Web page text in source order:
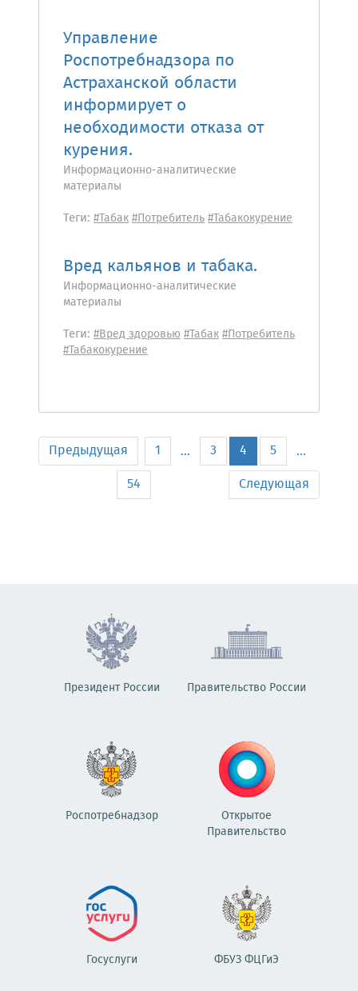
Управление
Роспотребнадзора по
Астраханской области
информирует о
необходимости отказа от
курения.
Информационно-аналитические
материалы
Теги: #Табак#Потребитель#Табакокурение
Вред кальянов и табака.
Информационно-аналитические
материалы
Теги: #Вред здоровью#Табак#Потребитель
#Табакокурение
Предыдущая 1 ... 3 4 5
...
54
Следующая
Президент России Правительство России
Роспотребнадзор
Открытое
Правительство
Госуслуги ФБУЗ ФЦГиЭ